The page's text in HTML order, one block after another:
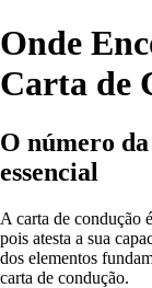
Onde
Carta de
O número
essencial
A carta de condução
pois atesta a sua
dos elementos
carta de condução.